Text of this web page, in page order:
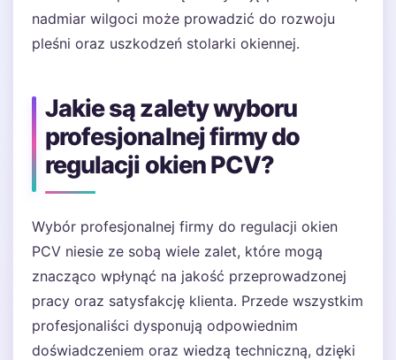
nadmiar wilgoci może prowadzić do rozwoju
pleśni oraz uszkodzeń stolarki okiennej.
Jakie są zalety wyboru
profesjonalnej firmy do
regulacji okien PCV?
Wybór profesjonalnej firmy do regulacji okien
PCV niesie ze sobą wiele zalet, które mogą
znacząco wpłynąć na jakość przeprowadzonej
pracy oraz satysfakcję klienta. Przede wszystkim
profesjonaliści dysponują odpowiednim
doświadczeniem oraz wiedzą techniczną, dzięki